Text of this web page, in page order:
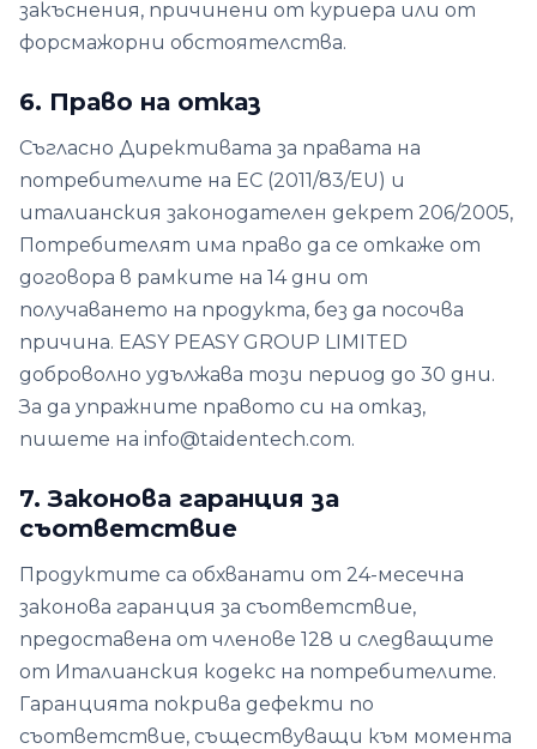
закъснения, причинени от куриера или от
форсмажорни обстоятелства.
6. Право на отказ
Съгласно Директивата за правата на
потребителите на ЕС (2011/83/EU) и
италианския законодателен декрет 206/2005,
Потребителят има право да се откаже от
договора в рамките на 14 дни от
получаването на продукта, без да посочва
причина. EASY PEASY GROUP LIMITED
доброволно удължава този период до 30 дни.
За да упражните правото си на отказ,
пишете на info@taidentech.com.
7. Законова гаранция за
съответствие
Продуктите са обхванати от 24-месечна
законова гаранция за съответствие,
предоставена от членове 128 и следващите
от Италианския кодекс на потребителите.
Гаранцията покрива дефекти по
съответствие, съществуващи към момента